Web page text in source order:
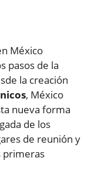
México
pasos de la
la creación
, México
nueva forma
de los
de reunión y
primeras